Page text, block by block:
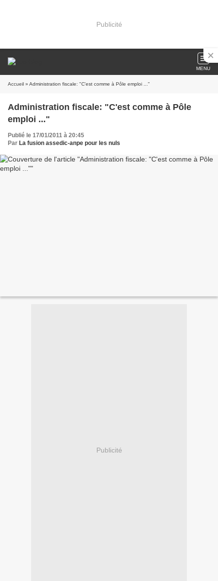
Publicité
MENU
Accueil » Administration fiscale: "C'est comme à Pôle emploi ..."
Administration fiscale: "C'est comme à Pôle
emploi ..."
Publié le 17/01/2011 à 20:45
Par La fusion assedic-anpe pour les nuls
Publicité